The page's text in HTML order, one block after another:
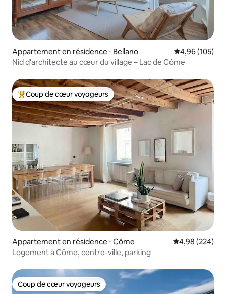
Appartement en résidence ⋅ Bellano Évaluation
4,96 (105)
Nid d'architecte au cœur du village – Lac de Côme
Coups de cœur voyageurs les plus appréciés
Coup de cœur voyageurs
Appartement en résidence ⋅ Côme Évaluation
4,98 (224)
Logement à Côme, centre-ville, parking
Coup de cœur voyageurs
Coup de cœur voyageurs